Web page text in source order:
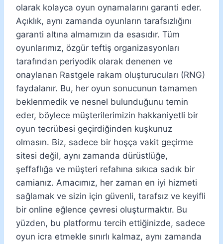
olarak kolayca oyun oynamalarını garanti eder.
Açıklık, aynı zamanda oyunların tarafsızlığını
garanti altına almamızın da esasıdır. Tüm
oyunlarımız, özgür teftiş organizasyonları
tarafından periyodik olarak denenen ve
onaylanan Rastgele rakam oluşturucuları (RNG)
faydalanır. Bu, her oyun sonucunun tamamen
beklenmedik ve nesnel bulunduğunu temin
eder, böylece müşterilerimizin hakkaniyetli bir
oyun tecrübesi geçirdiğinden kuşkunuz
olmasın. Biz, sadece bir hoşça vakit geçirme
sitesi değil, aynı zamanda dürüstlüğe,
şeffaflığa ve müşteri refahına sıkıca sadık bir
camianız. Amacımız, her zaman en iyi hizmeti
sağlamak ve sizin için güvenli, tarafsız ve keyifli
bir online eğlence çevresi oluşturmaktır. Bu
yüzden, bu platformu tercih ettiğinizde, sadece
oyun icra etmekle sınırlı kalmaz, aynı zamanda